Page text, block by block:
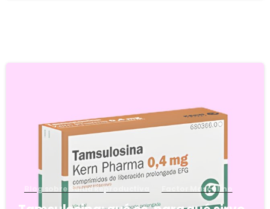
Blog sobre Salud Reproductiva Factor Masculino